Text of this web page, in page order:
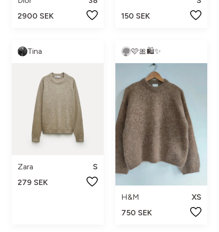
2900 SEK
150 SEK
Tina
Zara
S
279 SEK
🩷🎀🛍️✨
H&M
XS
750 SEK